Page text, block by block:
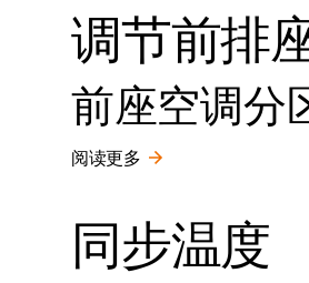
调节前排
前座空调分
阅读更多
同步温度